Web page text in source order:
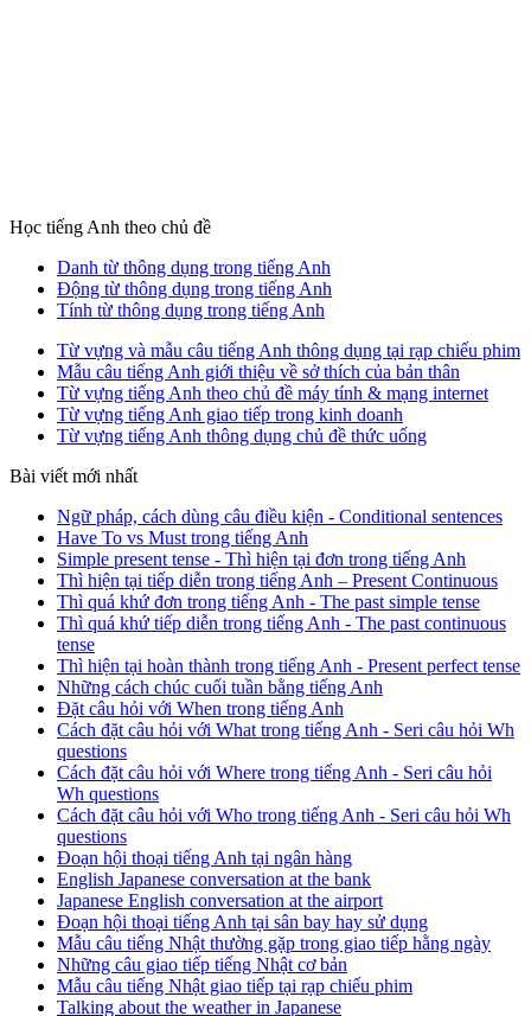
Học tiếng Anh theo chủ đề
Danh từ thông dụng trong tiếng Anh
Động từ thông dụng trong tiếng Anh
Tính từ thông dụng trong tiếng Anh
Từ vựng và mẫu câu tiếng Anh thông dụng tại rạp chiếu phim
Mẫu câu tiếng Anh giới thiệu về sở thích của bản thân
Từ vựng tiếng Anh theo chủ đề máy tính & mạng internet
Từ vựng tiếng Anh giao tiếp trong kinh doanh
Từ vựng tiếng Anh thông dụng chủ đề thức uống
Bài viết mới nhất
Ngữ pháp, cách dùng câu điều kiện - Conditional sentences
Have To vs Must trong tiếng Anh
Simple present tense - Thì hiện tại đơn trong tiếng Anh
Thì hiện tại tiếp diễn trong tiếng Anh – Present Continuous
Thì quá khứ đơn trong tiếng Anh - The past simple tense
Thì quá khứ tiếp diễn trong tiếng Anh - The past continuous
tense
Thì hiện tại hoàn thành trong tiếng Anh - Present perfect tense
Những cách chúc cuối tuần bằng tiếng Anh
Đặt câu hỏi với When trong tiếng Anh
Cách đặt câu hỏi với What trong tiếng Anh - Seri câu hỏi Wh
questions
Cách đặt câu hỏi với Where trong tiếng Anh - Seri câu hỏi
Wh questions
Cách đặt câu hỏi với Who trong tiếng Anh - Seri câu hỏi Wh
questions
Đoạn hội thoại tiếng Anh tại ngân hàng
English Japanese conversation at the bank
Japanese English conversation at the airport
Đoạn hội thoại tiếng Anh tại sân bay hay sử dụng
Mẫu câu tiếng Nhật thường gặp trong giao tiếp hằng ngày
Những câu giao tiếp tiếng Nhật cơ bản
Mẫu câu tiếng Nhật giao tiếp tại rạp chiếu phim
Talking about the weather in Japanese